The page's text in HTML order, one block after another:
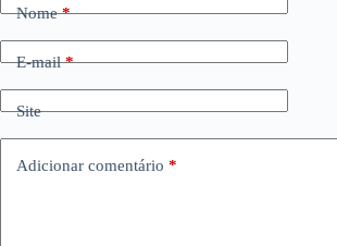
Nome*
E-mail*
Site
Adicionar comentário *